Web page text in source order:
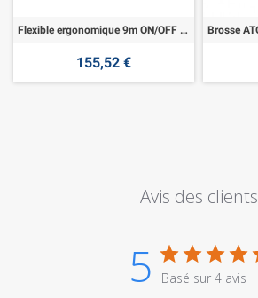
Flexible ergonomique 9m ON/OFF REF A2005
155,52 €
Avis des clients
5 Basé sur 4 avis